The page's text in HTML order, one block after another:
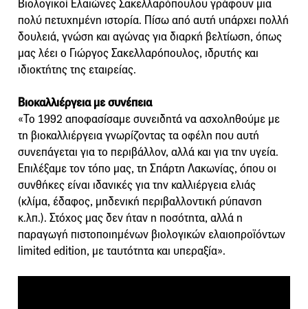
Βιολογικοί Ελαιώνες Σακελλαρόπουλου γράφουν μια
πολύ πετυχημένη ιστορία. Πίσω από αυτή υπάρχει πολλή
δουλειά, γνώση και αγώνας για διαρκή βελτίωση, όπως
μας λέει ο Γιώργος Σακελλαρόπουλος, ιδρυτής και
ιδιοκτήτης της εταιρείας.
Βιοκαλλιέργεια με συνέπεια
«Το 1992 αποφασίσαμε συνειδητά να ασχοληθούμε με
τη βιοκαλλιέργεια γνωρίζοντας τα οφέλη που αυτή
συνεπάγεται για το περιβάλλον, αλλά και για την υγεία.
Επιλέξαμε τον τόπο μας, τη Σπάρτη Λακωνίας, όπου οι
συνθήκες είναι ιδανικές για την καλλιέργεια ελιάς
(κλίμα, έδαφος, μηδενική περιβαλλοντική ρύπανση
κ.λπ.). Στόχος μας δεν ήταν η ποσότητα, αλλά η
παραγωγή πιστοποιημένων βιολογικών ελαιοπροϊόντων
limited edition, με ταυτότητα και υπεραξία».